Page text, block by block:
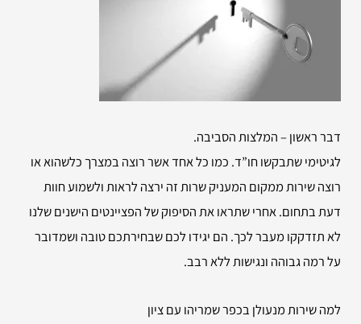
דבר ראשון – המלצות הסביבה.
לגיטימי שתבקשו חו”ד. כמו כל אחד אשר רוצה במצרך כלשהוא או
רוצה שירות ממקום המעניק שרות זה ירצה לראות ולשמוע חוות
דעת בתחום. אחרי שתראו את הסיפוק של הפציינטים הישנים שלנו
לא תזדקקו מעבר לכך. הם יגידו לכם שבחירתכם טובה ושמדובר
על רמה גבוהה ונגישות ללא רבב.
למה שירותמנעולן בכפר שמריהו עם ציון